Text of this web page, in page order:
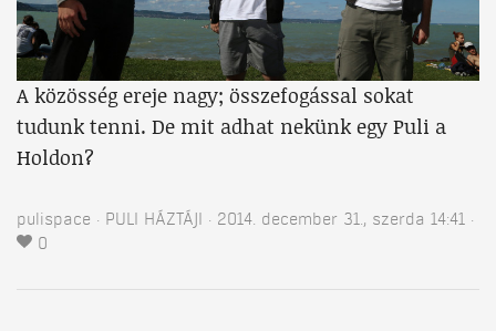
A közösség ereje nagy; összefogással sokat
tudunk tenni. De mit adhat nekünk egy Puli a
Holdon?
pulispace PULI HÁZTÁJI
2014. december 31., szerda 14:41
0